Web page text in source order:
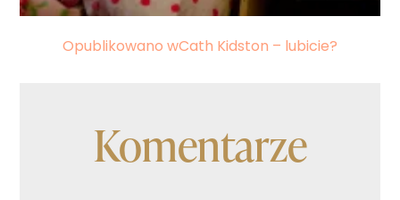
Nawigacja
Opublikowano wCath Kidston – lubicie?
Komentarze